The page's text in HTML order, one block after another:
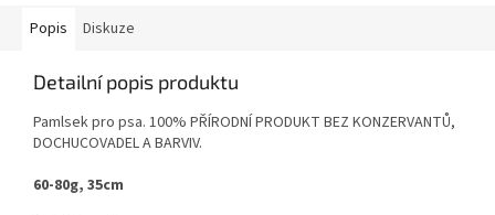
Popis Diskuze
Detailní popis produktu
Pamlsek pro psa. 100% PŘÍRODNÍ PRODUKT BEZ KONZERVANTŮ,
DOCHUCOVADEL A BARVIV.
60-80g, 35cm